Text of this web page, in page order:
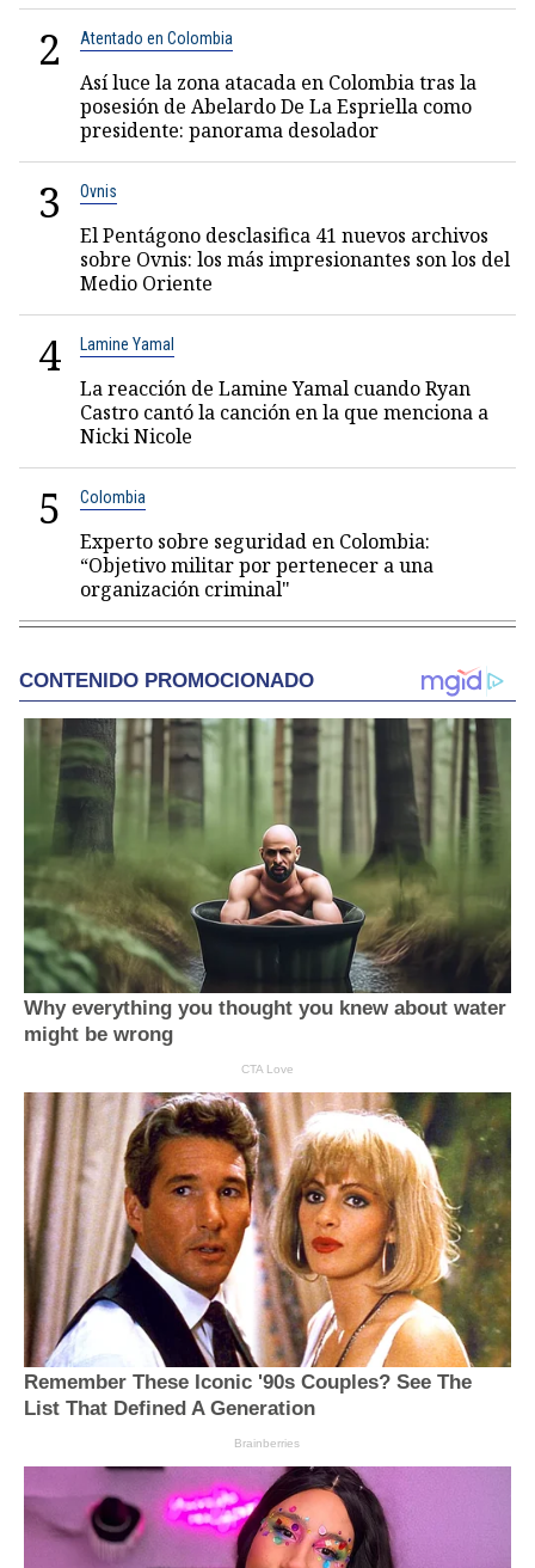
2 Atentado en Colombia
Así luce la zona atacada en Colombia tras la
posesión de Abelardo De La Espriella como
presidente: panorama desolador
3 Ovnis
El Pentágono desclasifica 41 nuevos archivos
sobre Ovnis: los más impresionantes son los del
Medio Oriente
4 Lamine Yamal
La reacción de Lamine Yamal cuando Ryan
Castro cantó la canción en la que menciona a
Nicki Nicole
5 Colombia
Experto sobre seguridad en Colombia:
“Objetivo militar por pertenecer a una
organización criminal"